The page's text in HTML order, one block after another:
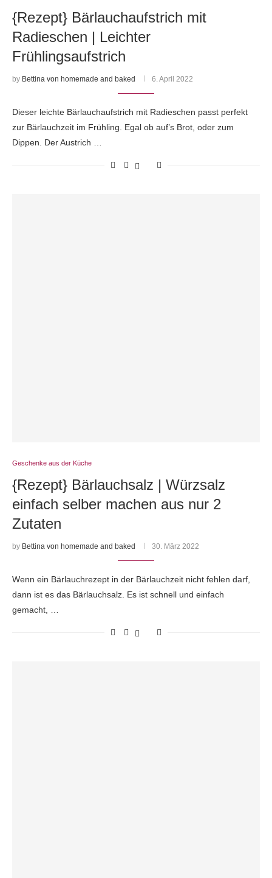
{Rezept} Bärlauchaufstrich mit
Radieschen | Leichter
Frühlingsaufstrich
by Bettina von homemade and baked 6. April 2022
Dieser leichte Bärlauchaufstrich mit Radieschen passt perfekt
zur Bärlauchzeit im Frühling. Egal ob auf’s Brot, oder zum
Dippen. Der Austrich …
Geschenke aus der Küche
{Rezept} Bärlauchsalz | Würzsalz
einfach selber machen aus nur 2
Zutaten
by Bettina von homemade and baked 30. März 2022
Wenn ein Bärlauchrezept in der Bärlauchzeit nicht fehlen darf,
dann ist es das Bärlauchsalz. Es ist schnell und einfach
gemacht, …